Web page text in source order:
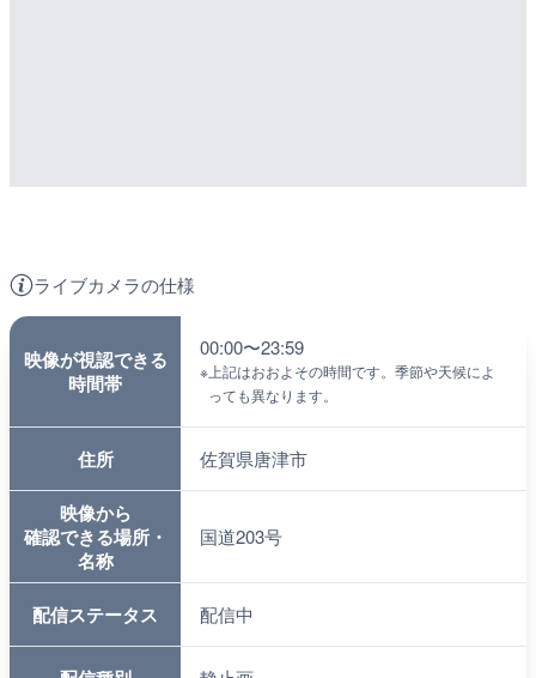
ライブカメラの仕様
映像が視認できる
時間帯
00:00〜23:59
※ 上記はおおよその時間です。季節や天候によ
っても異なります。
住所 佐賀県唐津市
映像から
確認できる場所・
名称
国道203号
配信ステータス 配信中